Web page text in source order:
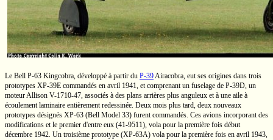
Le Bell P-63 Kingcobra, développé à partir du P-39Airacobra, eut ses origines dans trois
prototypes XP-39E commandés en avril 1941, et comprenant un fuselage de P-39D, un
moteur Allison V-1710-47, associés à des plans arrières plus anguleux et à une aile à
écoulement laminaire entièrement redessinée. Deux mois plus tard, deux nouveaux
prototypes désignés XP-63 (Bell Model 33) furent commandés. Ces avions incorporant des
modifications et le premier d'entre eux (41-9511), vola pour la première fois début
décembre 1942. Un troisième prototype (XP-63A) vola pour la première fois en avril 1943,